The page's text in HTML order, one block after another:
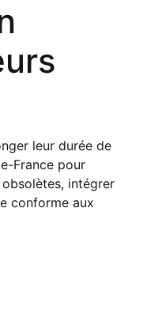
leur durée de
France pour
intégrer
conforme aux